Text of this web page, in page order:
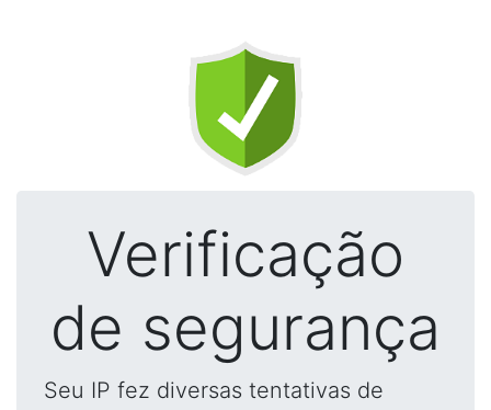
Verificação
de segurança
Seu IP fez diversas tentativas de